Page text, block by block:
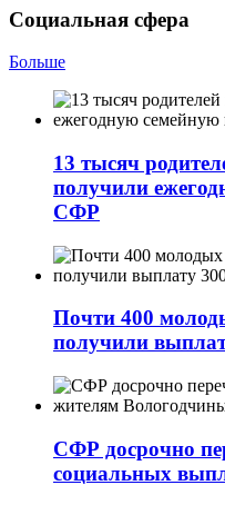
Социальная сфера
Больше
13 тысяч
получили
СФР
Почти 400
получили
СФР досрочно
социальных